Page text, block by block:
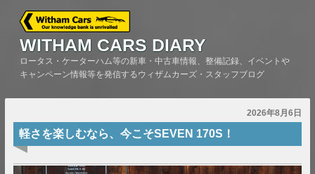
contentWITHAM CARS DIARY
ロータス・ケーターハム等の新車・中古車情報、整備記録、イベントや
キャンペーン情報等を発信するウィザムカーズ・スタッフブログ
2026年8月6日
軽さを楽しむなら、今こそSEVEN 170S！